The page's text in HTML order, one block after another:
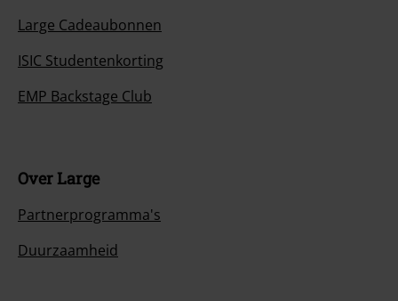
Large Cadeaubonnen
ISIC Studentenkorting
EMP Backstage Club
Over Large
Partnerprogramma's
Duurzaamheid